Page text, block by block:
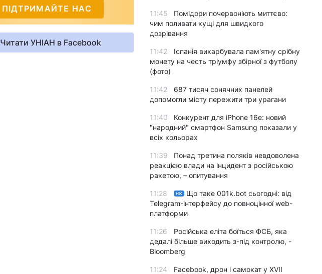
ПІДТРИМАЙТЕ НАС
Читати УНІАН в Facebook
11:45
Помідори почервоніють миттєво:
чим поливати кущі для швидкого
дозрівання
11:42
Іспанія викарбувала пам'ятну срібну
монету на честь тріумфу збірної з футболу
(фото)
11:42
687 тисяч сонячних панелей
допомогли місту пережити три урагани
11:40
Конкурент для iPhone 16e: новий
"народний" смартфон Samsung показали у
всіх кольорах
11:39
Понад третина поляків невдоволена
реакцією влади на інцидент з російською
ракетою, – опитування
11:28 НК
Що таке 001k.bot сьогодні: від
Telegram-інтерфейсу до повноцінної web-
платформи
11:26
Російська еліта боїться ФСБ, яка
дедалі більше виходить з-під контролю, -
Bloomberg
11:24
Facebook, дрон і самокат у XVII